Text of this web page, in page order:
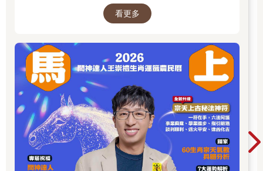
現在擁有這四大教派傳承的人，在這世間有一個。這個人就是
盧師尊了知「自性」，教導眾生了知「自性」，所以我是「大持
明根本上師」。
善哉！
002 行者要有師父嗎？
有人問我：
「修行一定要有師父嗎？」
看更多